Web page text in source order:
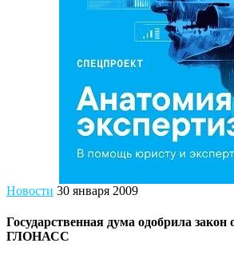
Новости 30 января 2009
Государственная дума одобрила закон
ГЛОНАСС